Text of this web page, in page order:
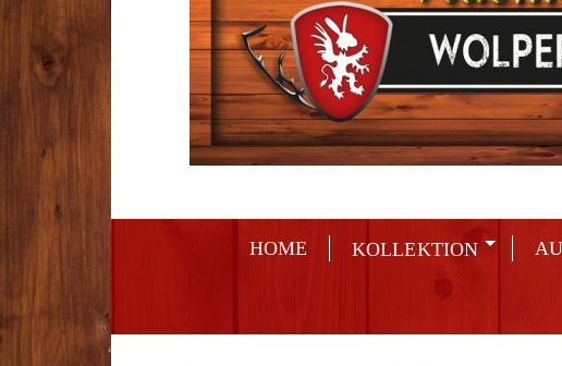
HOME KOLLEKTION